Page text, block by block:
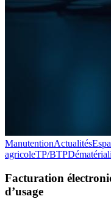
ManutentionActualités
agricoleTP/BTP
Facturation
d’usage